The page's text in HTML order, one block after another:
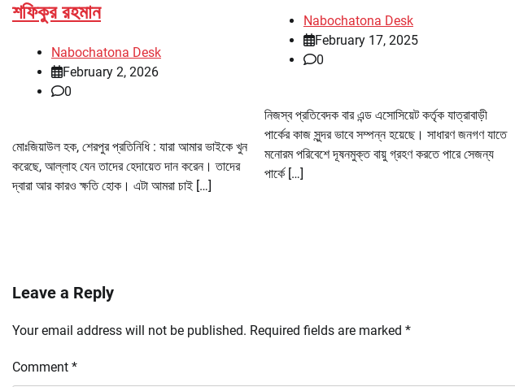
শফিকুর রহমান
Nabochatona Desk
February 2, 2026
0
মোঃজিয়াউল হক, শেরপুর প্রতিনিধি : যারা আমার ভাইকে খুন
করেছে, আল্লাহ যেন তাদের হেদায়েত দান করেন। তাদের
দ্বারা আর কারও ক্ষতি হোক। এটা আমরা চাই […]
Nabochatona Desk
February 17, 2025
0
নিজস্ব প্রতিবেদক বার এন্ড এসোসিয়েট কর্তৃক যাত্রাবাড়ী
পার্কের কাজ সুন্দর ভাবে সম্পন্ন হয়েছে। সাধারণ জনগণ যাতে
মনোরম পরিবেশে দূষনমুক্ত বায়ু গ্রহণ করতে পারে সেজন্য
পার্কে […]
Leave a Reply
Your email address will not be published. Required fields are marked *
Comment *